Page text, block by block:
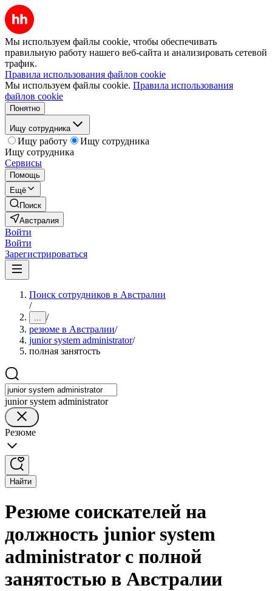
Мы используем файлы cookie, чтобы обеспечивать
правильную работу нашего веб-сайта и анализировать сетевой
трафик.
Правила использования файлов cookie
Мы используем файлы cookie. Правила использования
файлов cookie
Понятно
Ищу сотрудника
Ищу работу
Ищу сотрудника
Ищу сотрудника
Сервисы
Помощь
Ещё
Поиск
Австралия
Войти
Войти
Зарегистрироваться
Поиск сотрудников в Австралии
/
... /
резюме в Австралии/
junior system administrator/
полная занятость
junior system administrator
Резюме
Найти
Резюме соискателей на
должность junior system
administrator с полной
занятостью в Австралии